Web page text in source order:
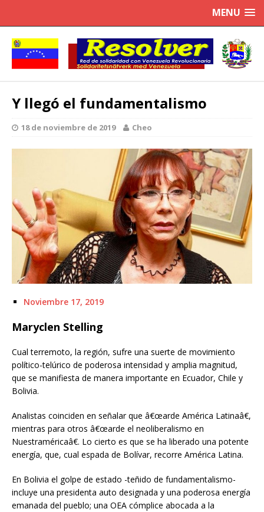
MENU
Y llegó el fundamentalismo
18 de noviembre de 2019 Cheo
Noviembre 17, 2019
Maryclen Stelling
Cual terremoto, la región, sufre una suerte de movimiento
político-telúrico de poderosa intensidad y amplia magnitud,
que se manifiesta de manera importante en Ecuador, Chile y
Bolivia.
Analistas coinciden en señalar que â€œarde América Latinaâ€,
mientras para otros â€œarde el neoliberalismo en
Nuestraméricaâ€. Lo cierto es que se ha liberado una potente
energía, que, cual espada de Bolívar, recorre América Latina.
En Bolivia el golpe de estado -teñido de fundamentalismo-
incluye una presidenta auto designada y una poderosa energía
emanada del pueblo; una OEA cómplice abocada a la